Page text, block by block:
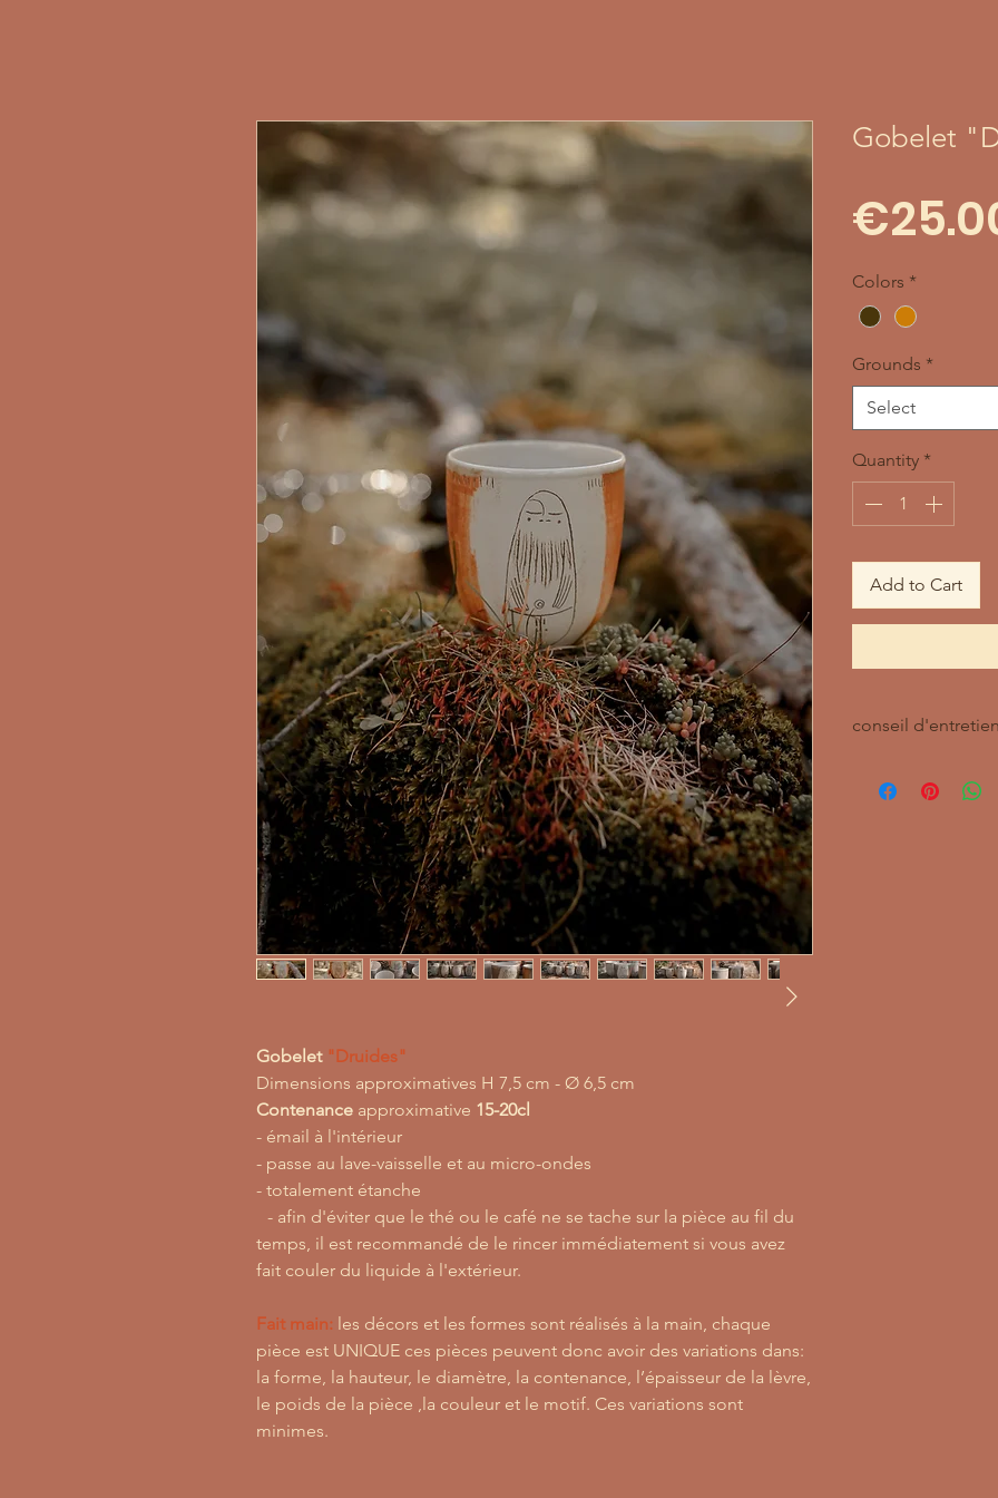
Gobelet"Druides"
Dimensions approximatives H 7,5 cm - Ø 6,5 cm
Contenance approximative 15-20cl
- émail à l'intérieur
- passe au lave-vaisselle et au micro-ondes
- totalement étanche
- afin d'éviter que le thé ou le café ne se tache sur la pièce au fil du
temps, il est recommandé de le rincer immédiatement si vous avez
fait couler du liquide à l'extérieur.
Fait main: les décors et les formes sont réalisés à la main, chaque
pièce est UNIQUE ces pièces peuvent donc avoir des variations dans:
la forme, la hauteur, le diamètre, la contenance, l’épaisseur de la lèvre,
le poids de la pièce ,la couleur et le motif. Ces variations sont
minimes.
Gobelet
Colors *
Grounds *
Select
Quantity *
Add to Cart
conseil d'entretien
Ne passe pas au